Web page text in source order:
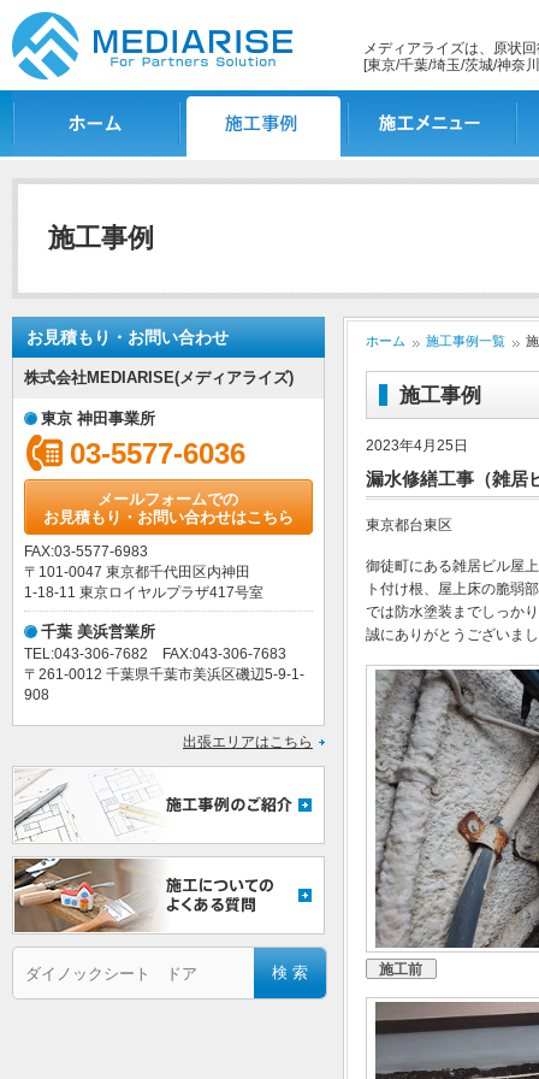
メディアライズは、原状
[東京/千葉/埼玉/茨城/神奈
施工事例
お見積もり・お問い合わせ
株式会社MEDIARISE(メディアライズ)
東京 神田事業所
03-5577-6036
メールフォームでの
お見積もり・お問い合わせはこちら
FAX:03-5577-6983
〒101-0047 東京都千代田区内神田
1-18-11 東京ロイヤルプラザ417号室
千葉 美浜営業所
TEL:043-306-7682 FAX:043-306-7683
〒261-0012 千葉県千葉市美浜区磯辺5-9-1-
908
出張エリアはこちら
ホーム 施工事例一覧
施工事例
2023年4月25日
漏水修繕工事（雑居
東京都台東区
御徒町にある雑居ビル屋
ト付け根、屋上床の脆弱
では防水塗装までしっか
誠にありがとうございま
施工前